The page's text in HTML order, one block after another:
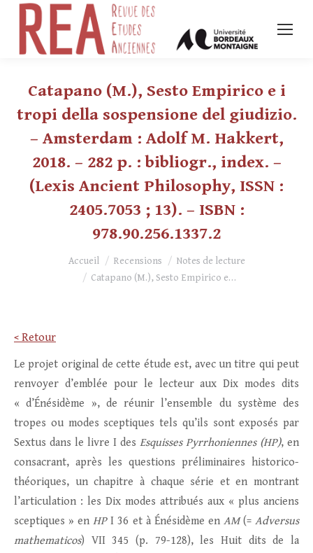
Catapano (M.), Sesto Empirico e i
tropi della sospensione del giudizio.
– Amsterdam : Adolf M. Hakkert,
2018. – 282 p. : bibliogr., index. –
(Lexis Ancient Philosophy, ISSN :
2405.7053 ; 13). – ISBN :
978.90.256.1337.2
Vous êtes ici :Accueil Recensions
Notes de lecture
Catapano (M.), Sesto Empirico e…
< Retour
Le projet original de cette étude est, avec un titre qui peut
renvoyer d’emblée pour le lecteur aux Dix modes dits
« d’Énésidème », de réunir l’ensemble du système des
tropes ou modes sceptiques tels qu’ils sont exposés par
Sextus dans le livre I des Esquisses Pyrrhoniennes (HP), en
consacrant, après les questions préliminaires historico-
théoriques, un chapitre à chaque série et en montrant
l’articulation : les Dix modes attribués aux « plus anciens
sceptiques » enHPI 36 et à Énésidème en AM(=Adversus
mathematicos) VII 345 (p. 79-128), les Huit dits de la